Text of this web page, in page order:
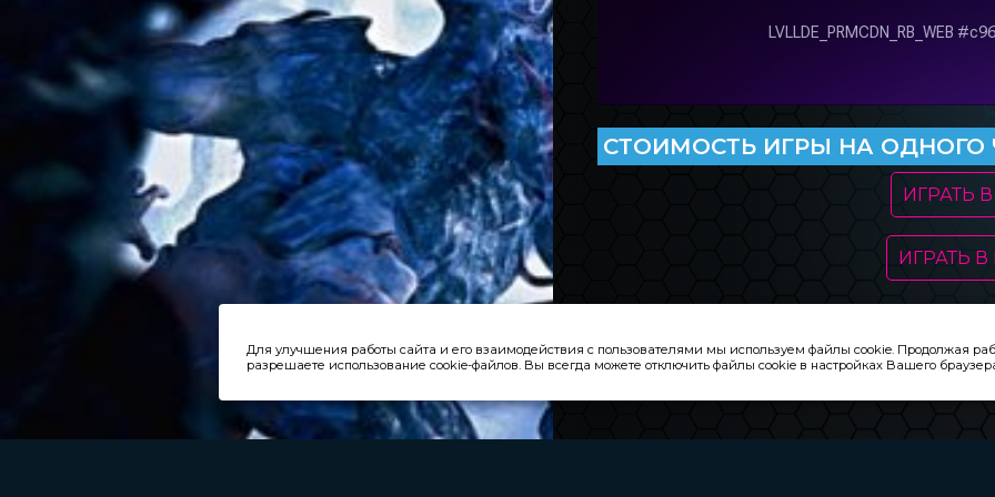
CТОИМОСТЬ ИГРЫ НА ОДНОГО
ИГРАТЬ
ИГРАТЬ
носит справочный
цена и состав товаров/услуг могут отличаться от
Для улучшения работы сайта и его взаимодействия с пользователями мы используем файлы cookie. Продолжая
разрешаете использование cookie-файлов. Вы всегда можете отключить файлы cookie в настройках Вашего